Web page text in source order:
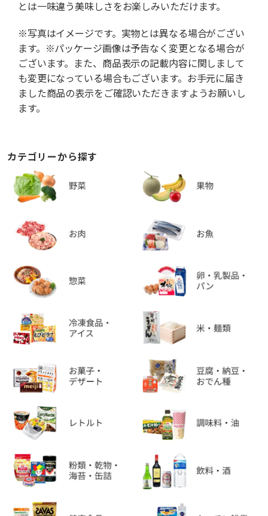
とは一味違う美味しさをお楽しみいただけます。
※写真はイメージです。実物とは異なる場合がござい
ます。※パッケージ画像は予告なく変更となる場合が
ございます。また、商品表示の記載内容に関しまして
も変更になっている場合もございます。お手元に届き
ました商品の表示をご確認いただきますようお願いし
ます。
カテゴリーから探す